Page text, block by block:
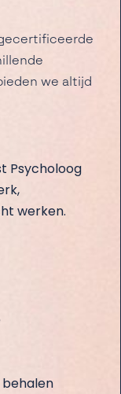
we altijd
Psycholoog
werken.
behalen